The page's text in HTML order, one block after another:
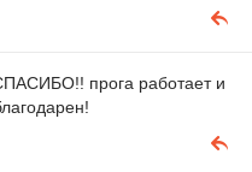
прога работает и